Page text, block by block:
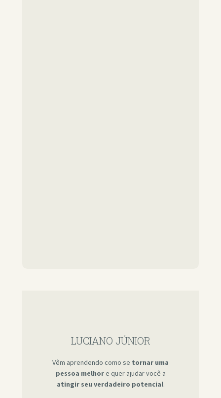
LUCIANO JÚNIOR
Vêm aprendendo como se tornar uma
pessoa melhore quer ajudar você a
atingir seu verdadeiro potencial.